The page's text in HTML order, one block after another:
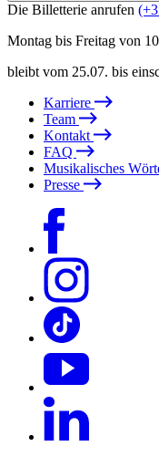
Die Billetterie anrufen
Montag bis Freitag von
bleibt vom 25.07. bis
Karriere
Team
Kontakt
FAQ
Musikalisches
Presse